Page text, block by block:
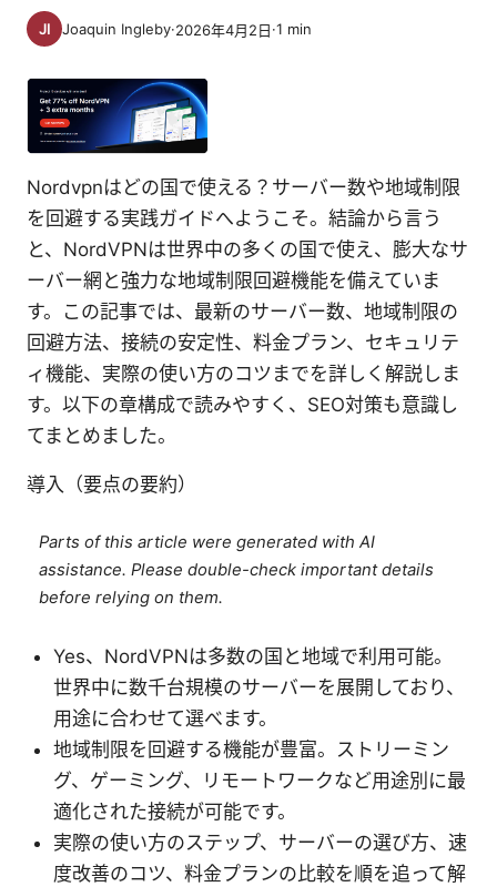
Joaquin Ingleby·2026年4月2日·1 min
Nordvpnはどの国で使える？サーバー数や地域制限
を回避する実践ガイドへようこそ。結論から言う
と、NordVPNは世界中の多くの国で使え、膨大なサ
ーバー網と強力な地域制限回避機能を備えていま
す。この記事では、最新のサーバー数、地域制限の
回避方法、接続の安定性、料金プラン、セキュリテ
ィ機能、実際の使い方のコツまでを詳しく解説しま
す。以下の章構成で読みやすく、SEO対策も意識し
てまとめました。
導入（要点の要約）
Parts of this article were generated with AI
assistance. Please double-check important details
before relying on them.
Yes、NordVPNは多数の国と地域で利用可能。
世界中に数千台規模のサーバーを展開しており、
用途に合わせて選べます。
地域制限を回避する機能が豊富。ストリーミン
グ、ゲーミング、リモートワークなど用途別に最
適化された接続が可能です。
実際の使い方のステップ、サーバーの選び方、速
度改善のコツ、料金プランの比較を順を追って解